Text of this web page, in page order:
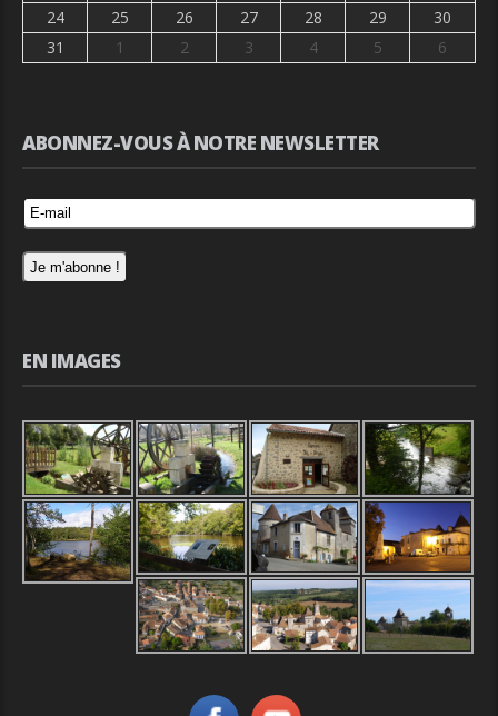
24
25 26 27 28 29
30
31
1 2 3 4 5 6
ABONNEZ-VOUS À NOTRE NEWSLETTER
EN IMAGES